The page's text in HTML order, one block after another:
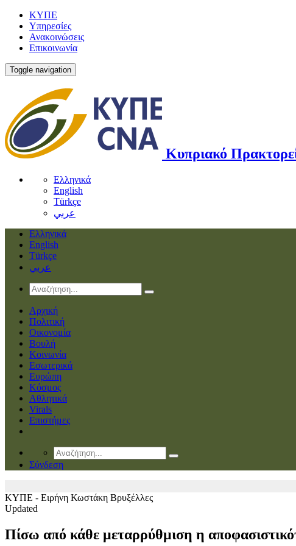
ΚΥΠΕ
Υπηρεσίες
Ανακοινώσεις
Επικοινωνία
Toggle navigation
Κυπριακό
Ελληνικά
English
Türkçe
عربي
Ελληνικά
English
Türkçe
عربي
Αρχική
Πολιτική
Οικονομία
Βουλή
Κοινωνία
Εσωτερικά
Ευρώπη
Κόσμος
Αθλητικά
Virals
Επιστήμες
Σύνδεση
ΚΥΠΕ - Ειρήνη Κωστάκη Βρυξέλλες
Updated
Πίσω από κάθε μεταρρύθμιση η